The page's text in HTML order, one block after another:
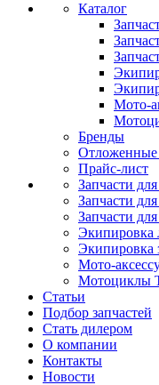
Каталог
Мото-
Бренды
Отложенные
Прайс-лист
Запчасти
Запчасти
Запчасти
Экипировка
Экипировка
Мото-
Мотоциклы
Статьи
Подбор запчастей
Стать дилером
О компании
Контакты
Новости